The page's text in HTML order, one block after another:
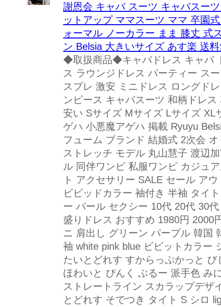
謝恩会 キャバ スーツ キャバスー
ットアップ ママスーツ ママ 卒園
ォーマル ノーカラー まま 膝丈 式
ン Belsia 大きいサイズ あす楽 送
◆取扱商品◆キャバドレス キャバ
ス ラウンジドレス パーティー ス
スプレ 激安 ミニドレス ロングド
ンピース キャバスーツ 和柄ドレ
安い Sサイズ Mサイズ Lサイズ XL
ゲハ 小悪魔アゲハ 掲載 Ryuyu
フューム ブランド 結婚式 2次会
ストレッチ モデル 丸山慧子 渡辺
ル 同伴ワンピ 私服ワンピ カジュ
ト アクセサリー SALE セール ア
ビビッドカラー 袖付き 半袖 タイ
ー パール セクシー 10代 20代 30
盛りドレス おすすめ 1980円 2000
ニ 肩出し グリーン パープル 韓国
袖 white pink blue ビビットカラー
たいとどれす すからっぷかっと
ほわいと ぴんく ぶるー 派手色 み
ストレートライン スカラップデザ
とどれす そでつき タイト S シロ